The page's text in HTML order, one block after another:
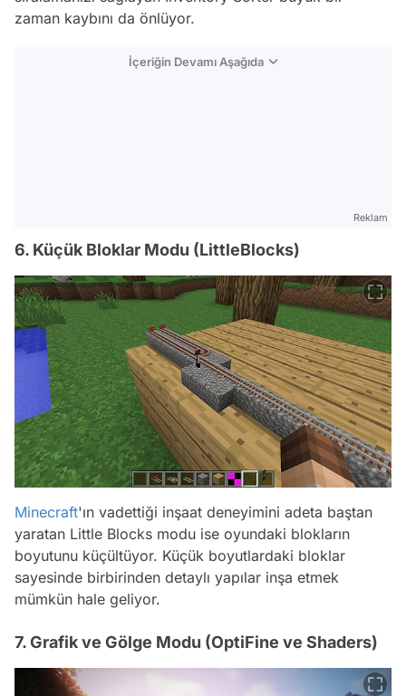
zaman kaybını da önlüyor.
İçeriğin Devamı Aşağıda
Reklam
6. Küçük Bloklar Modu (LittleBlocks)
Minecraft'ın vadettiği inşaat deneyimini adeta baştan
yaratan Little Blocks modu ise oyundaki blokların
boyutunu küçültüyor. Küçük boyutlardaki bloklar
sayesinde birbirinden detaylı yapılar inşa etmek
mümkün hale geliyor.
7. Grafik ve Gölge Modu (OptiFine ve Shaders)